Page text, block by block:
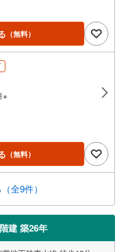
（無料）
※
（無料）
全9件）
建 築26年